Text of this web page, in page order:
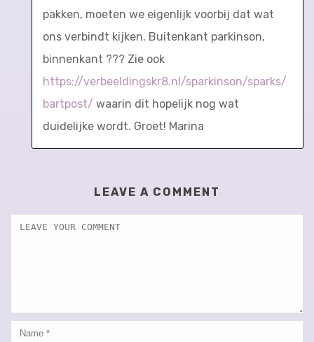
pakken, moeten we eigenlijk voorbij dat wat
ons verbindt kijken. Buitenkant parkinson,
binnenkant ??? Zie ook
https://verbeeldingskr8.nl/sparkinson/sparks/
bartpost/ waarin dit hopelijk nog wat
duidelijke wordt. Groet! Marina
LEAVE A COMMENT